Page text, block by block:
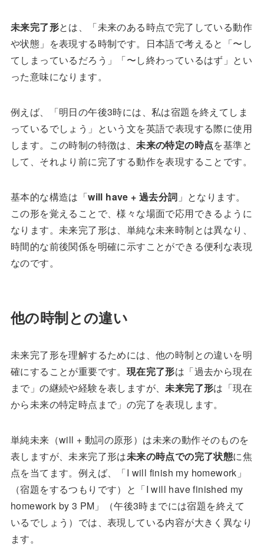
未来完了形とは、「未来のある時点で完了している動作
や状態」を表現する時制です。日本語で考えると「〜し
てしまっているだろう」「〜し終わっているはず」とい
った意味になります。
例えば、「明日の午後3時には、私は宿題を終えてしま
っているでしょう」という文を英語で表現する際に使用
します。この時制の特徴は、未来の特定の時点を基準と
して、それより前に完了する動作を表現することです。
基本的な構造は「will have + 過去分詞 」となります。
この形を覚えることで、様々な場面で応用できるように
なります。未来完了形は、単純な未来時制とは異なり、
時間的な前後関係を明確に示すことができる便利な表現
なのです。
他の時制との違い
未来完了形を理解するためには、他の時制との違いを明
確にすることが重要です。 現在完了形は「過去から現在
まで」の継続や経験を表しますが、未来完了形は「現在
から未来の特定時点まで」の完了を表現します。
単純未来（will + 動詞の原形）は未来の動作そのものを
表しますが、未来完了形は未来の時点での完了状態に焦
点を当てます。例えば、「I will finish my homework」
（宿題をするつもりです）と「I will have finished my
homework by 3 PM」（午後3時までには宿題を終えて
いるでしょう）では、表現している内容が大きく異なり
ます。